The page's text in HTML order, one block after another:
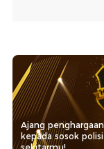
Ajang
kepada sosok